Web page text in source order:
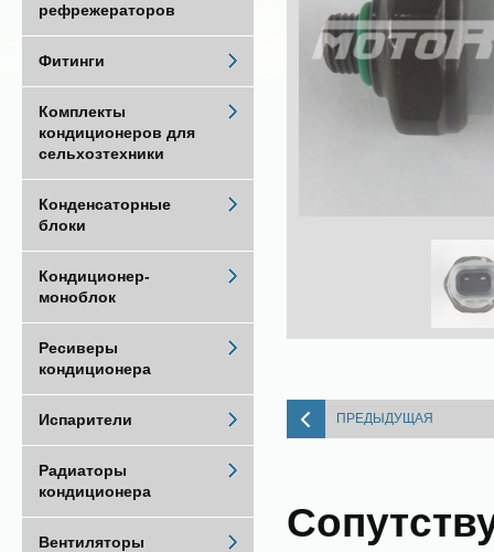
ПРЕДЫДУЩАЯ
рефрежераторов
Фитинги
Комплекты
кондиционеров для
сельхозтехники
Конденсаторные
блоки
Кондиционер-
моноблок
Ресиверы
кондиционера
Испарители
Радиаторы
кондиционера
Вентиляторы